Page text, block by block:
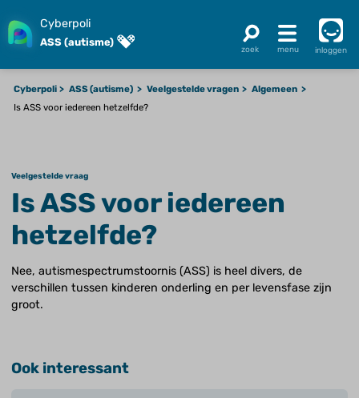
Cyberpoli
ASS (autisme)
inloggen
Cyberpoli ASS (autisme) Veelgestelde vragen
Algemeen
Is ASS voor iedereen hetzelfde?
Veelgestelde vraag
Is ASS voor iedereen
hetzelfde?
Nee, autismespectrumstoornis (ASS) is heel divers, de
verschillen tussen kinderen onderling en per levensfase zijn
groot.
Ook interessant